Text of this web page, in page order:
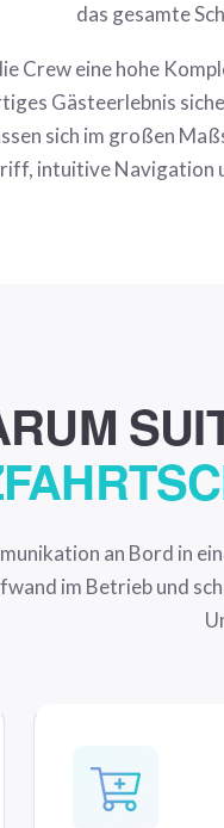
das gesamte
Crew eine hohe
Gästeerlebnis
sich im großen
intuitive Navigation
an Bord in
im Betrieb und